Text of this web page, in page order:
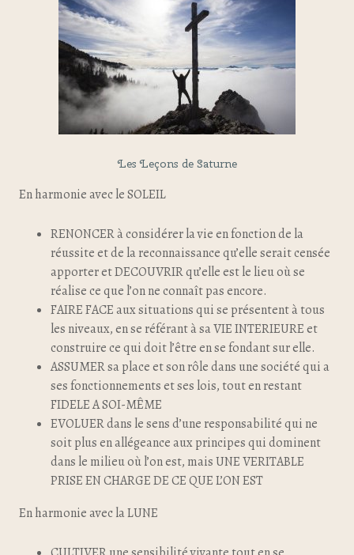
Les Leçons de Saturne
En harmonie avec le SOLEIL
RENONCER à considérer la vie en fonction de la
réussite et de la reconnaissance qu’elle serait censée
apporter et DECOUVRIR qu’elle est le lieu où se
réalise ce que l’on ne connaît pas encore.
FAIRE FACE aux situations qui se présentent à tous
les niveaux, en se référant à sa VIE INTERIEURE et
construire ce qui doit l’être en se fondant sur elle.
ASSUMER sa place et son rôle dans une société qui a
ses fonctionnements et ses lois, tout en restant
FIDELE A SOI-MÊME
EVOLUER dans le sens d’une responsabilité qui ne
soit plus en allégeance aux principes qui dominent
dans le milieu où l’on est, mais UNE VERITABLE
PRISE EN CHARGE DE CE QUE L’ON EST
En harmonie avec la LUNE